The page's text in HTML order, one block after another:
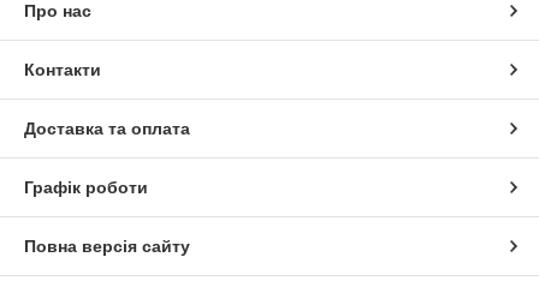
Про нас
Контакти
Доставка та оплата
Графік роботи
Повна версія сайту